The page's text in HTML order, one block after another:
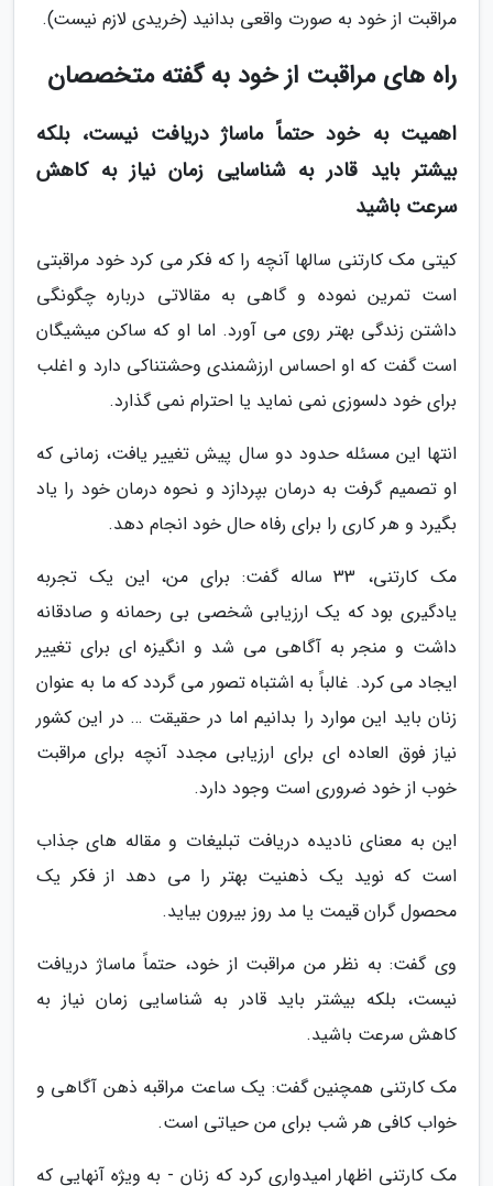
مراقبت از خود به صورت واقعی بدانید (خریدی لازم نیست).
راه های مراقبت از خود به گفته متخصصان
اهمیت به خود حتماً ماساژ دریافت نیست، بلکه
بیشتر باید قادر به شناسایی زمان نیاز به کاهش
سرعت باشید
کیتی مک کارتنی سالها آنچه را که فکر می کرد خود مراقبتی
است تمرین نموده و گاهی به مقالاتی درباره چگونگی
داشتن زندگی بهتر روی می آورد. اما او که ساکن میشیگان
است گفت که او احساس ارزشمندی وحشتناکی دارد و اغلب
برای خود دلسوزی نمی نماید یا احترام نمی گذارد.
انتها این مسئله حدود دو سال پیش تغییر یافت، زمانی که
او تصمیم گرفت به درمان بپردازد و نحوه درمان خود را یاد
بگیرد و هر کاری را برای رفاه حال خود انجام دهد.
مک کارتنی، 33 ساله گفت: برای من، این یک تجربه
یادگیری بود که یک ارزیابی شخصی بی رحمانه و صادقانه
داشت و منجر به آگاهی می شد و انگیزه ای برای تغییر
ایجاد می کرد. غالباً به اشتباه تصور می گردد که ما به عنوان
زنان باید این موارد را بدانیم اما در حقیقت … در این کشور
نیاز فوق العاده ای برای ارزیابی مجدد آنچه برای مراقبت
خوب از خود ضروری است وجود دارد.
این به معنای نادیده دریافت تبلیغات و مقاله های جذاب
است که نوید یک ذهنیت بهتر را می دهد از فکر یک
محصول گران قیمت یا مد روز بیرون بیاید.
وی گفت: به نظر من مراقبت از خود، حتماً ماساژ دریافت
نیست، بلکه بیشتر باید قادر به شناسایی زمان نیاز به
کاهش سرعت باشید.
مک کارتنی همچنین گفت: یک ساعت مراقبه ذهن آگاهی و
خواب کافی هر شب برای من حیاتی است.
مک کارتنی اظهار امیدواری کرد که زنان - به ویژه آنهایی که